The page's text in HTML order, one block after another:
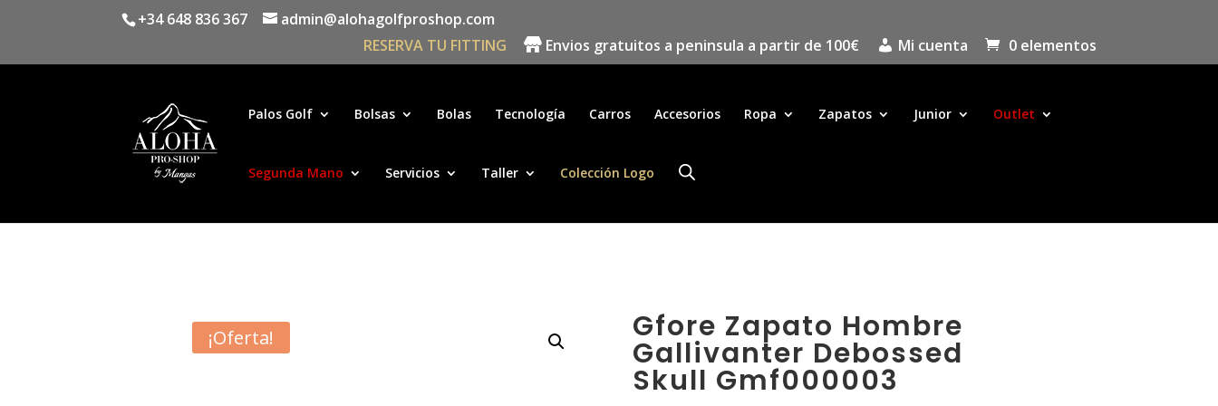
+34 648 836 367
admin@alohagolfproshop.com
RESERVA TU FITTING
Envios gratuitos a peninsula a partir de 100€ Mi cuenta 0 elementos
Palos Golf Bolsas Bolas Tecnología Carros Accesorios Ropa Zapatos Junior Outlet
Segunda Mano Servicios Taller Colección Logo
¡Oferta! Gfore Zapato Hombre
Gallivanter Debossed
Skull Gmf000003